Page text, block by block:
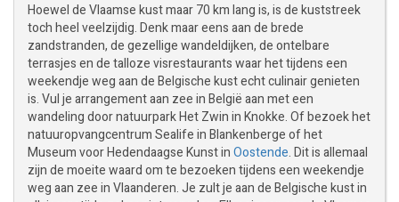
Hoewel de Vlaamse kust maar 70 km lang is, is de kuststreek
toch heel veelzijdig. Denk maar eens aan de brede
zandstranden, de gezellige wandeldijken, de ontelbare
terrasjes en de talloze visrestaurants waar het tijdens een
weekendje weg aan de Belgische kust echt culinair genieten
is. Vul je arrangement aan zee in België aan met een
wandeling door natuurpark Het Zwin in Knokke. Of bezoek het
natuuropvangcentrum Sealife in Blankenberge of het
Museum voor Hedendaagse Kunst inOostende. Dit is allemaal
zijn de moeite waard om te bezoeken tijdens een weekendje
weg aan zee in Vlaanderen. Je zult je aan de Belgische kust in